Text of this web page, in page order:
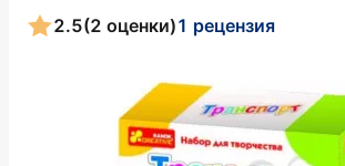
2.5(2 оценки)1 рецензия